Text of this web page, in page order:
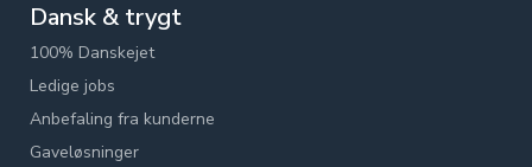
Dansk & trygt
100% Danskejet
Ledige jobs
Anbefaling fra kunderne
Gaveløsninger